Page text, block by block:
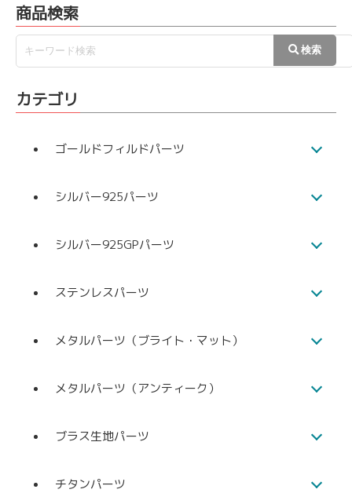
商品検索
カテゴリ
ゴールドフィルドパーツ
シルバー925パーツ
シルバー925GPパーツ
ステンレスパーツ
メタルパーツ（ブライト・マット）
メタルパーツ（アンティーク）
ブラス生地パーツ
チタンパーツ